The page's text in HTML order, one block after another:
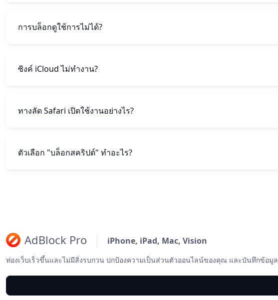
การบล็อกดูใช้การไม่ได้?
ซิงค์ iCloud ไม่ทำงาน?
ทางลัด Safari เปิดใช้งานอย่างไร?
ตัวเลือก "บล็อกสคริปต์" ทำอะไร?
AdBlock Pro iPhone, iPad, Mac, Vision
ท่องเว็บเร็วขึ้นและไม่มีสิ่งรบกวน ปกป้องความเป็นส่วนตัวออนไลน์ของคุณ และบันทึกข้อมูล